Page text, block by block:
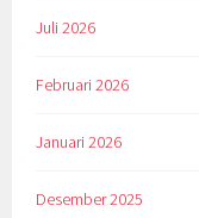
Juli 2026
Februari 2026
Januari 2026
Desember 2025